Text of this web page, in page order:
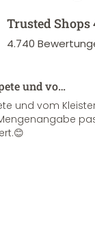
Trusted Shops
4.740
und vo…
und vom